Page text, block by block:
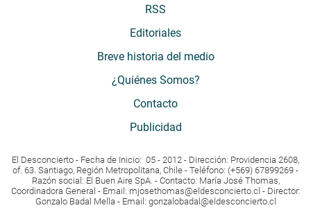
RSS
Editoriales
Breve historia del medio
¿Quiénes Somos?
Contacto
Publicidad
El Desconcierto - Fecha de Inicio: 05 - 2012 - Dirección: Providencia 2608,
of. 63. Santiago, Región Metropolitana, Chile - Teléfono: (+569) 67899269 -
Razón social: El Buen Aire SpA. - Contacto: María José Thomas,
Coordinadora General - Email: mjosethomas@eldesconcierto.cl - Director:
Gonzalo Badal Mella - Email: gonzalobadal@eldesconcierto.cl